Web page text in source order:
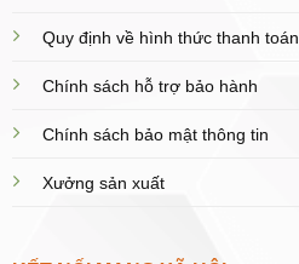
Quy định về hình thức thanh toán
Chính sách hỗ trợ bảo hành
Chính sách bảo mật thông tin
Xưởng sản xuất